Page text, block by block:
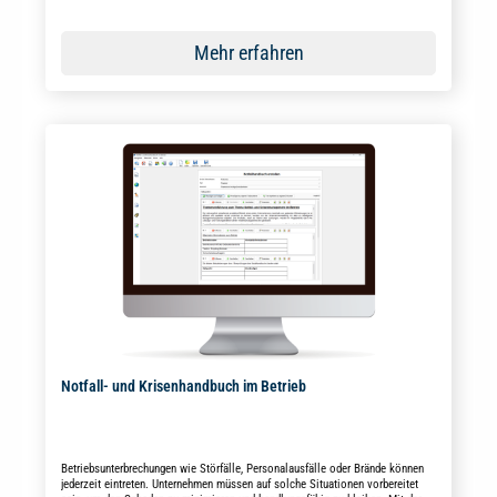
Mehr erfahren
Notfall- und Krisenhandbuch im Betrieb
Betriebsunterbrechungen wie Störfälle, Personalausfälle oder Brände können
jederzeit eintreten. Unternehmen müssen auf solche Situationen vorbereitet